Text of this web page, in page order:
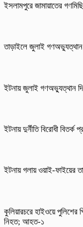
ইসলামপুরে জামায়াতের
তাড়াইলে জুলাই গণঅভ্যুত্থান
ইটনায় জুলাই গণঅভ্যুত্থান
ইটনায় দুর্নীতি বিরোধী বিতর্ক
ইটনায় গলায় ওয়াই-ফাইয়ের
কুলিয়ারচরে হাইওয়ে
নিহত; আহত-১